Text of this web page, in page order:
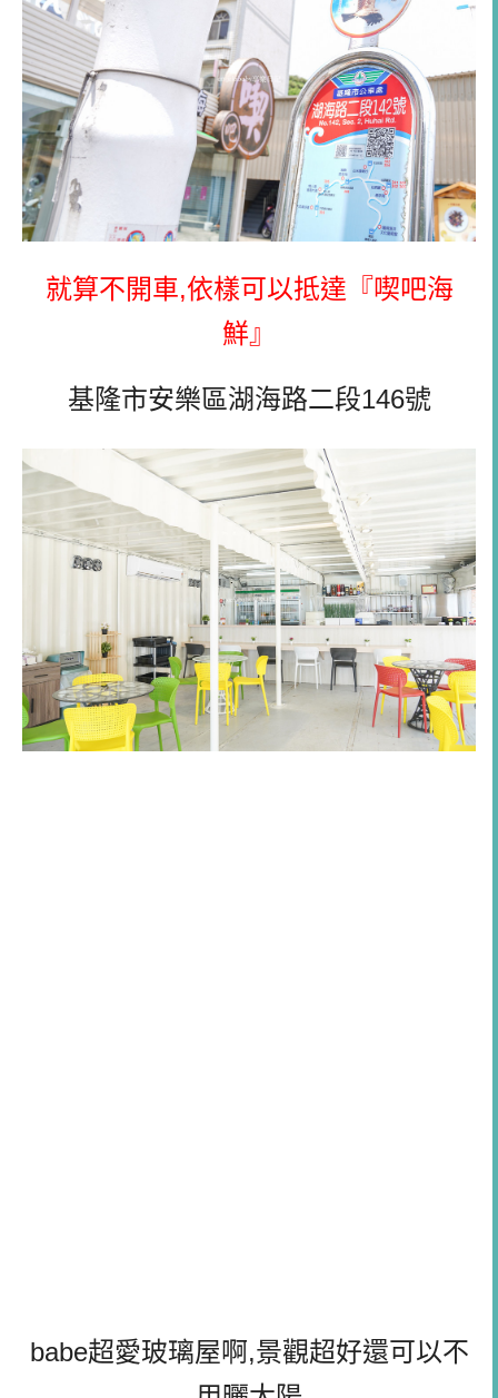
就算不開車,依樣可以抵達 『喫吧海
鮮』
基隆市安樂區湖海路二段146號
babe超愛玻璃屋啊,景觀超好還可以不